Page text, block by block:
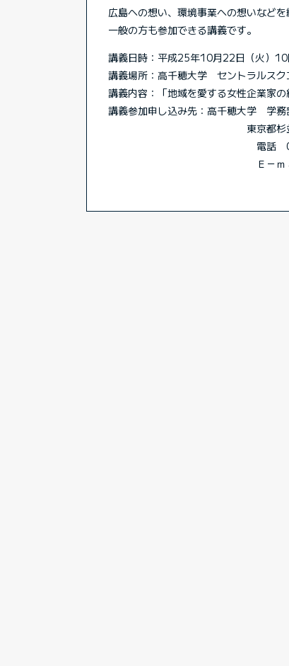
広島への想い、環境事業への想いなどを
一般の方も参加できる講義です。
講義日時：平成25年10月22日（火）
講義場所：高千穂大学 セントラルスク
講義内容：「地域を愛する女性企業家の
講義参加申し込み先：高千穂大学 学務
東京都杉並区大
電話 03-
Ｅ－ｍａｉｌ：